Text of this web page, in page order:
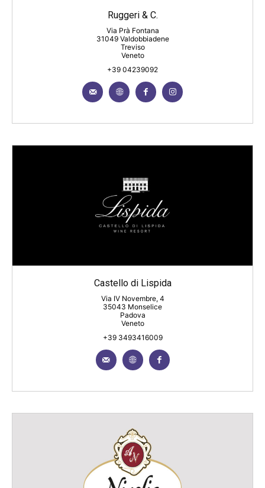
Ruggeri & C.
Via Prà Fontana
31049 Valdobbiadene
Treviso
Veneto
+39 04239092
Castello di Lispida
Via IV Novembre, 4
35043 Monselice
Padova
Veneto
+39 3493416009